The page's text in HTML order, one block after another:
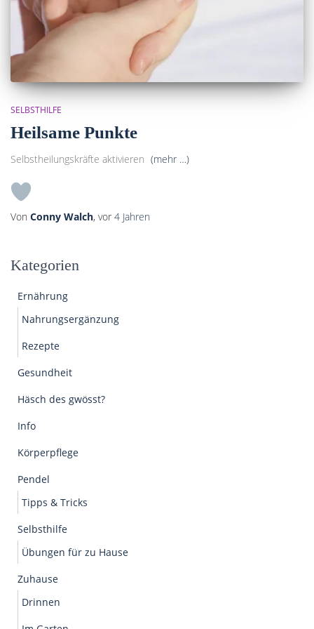
SELBSTHILFE
Heilsame Punkte
Selbstheilungskräfte aktivieren (mehr …)
Von Conny Walch, vor 4 Jahren
Kategorien
Ernährung
Nahrungsergänzung
Rezepte
Gesundheit
Häsch des gwösst?
Info
Körperpflege
Pendel
Tipps & Tricks
Selbsthilfe
Übungen für zu Hause
Zuhause
Drinnen